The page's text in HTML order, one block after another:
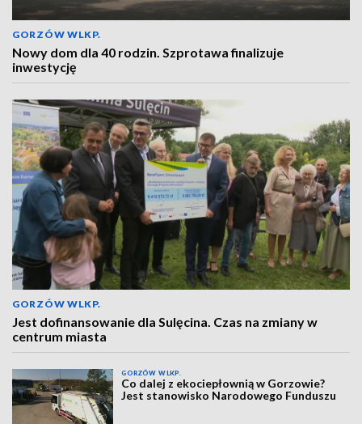
GORZÓW WLKP.
Nowy dom dla 40 rodzin. Szprotawa finalizuje
inwestycję
GORZÓW WLKP.
Jest dofinansowanie dla Sulęcina. Czas na zmiany w
centrum miasta
GORZÓW WLKP.
Co dalej z ekociepłownią w Gorzowie?
Jest stanowisko Narodowego Funduszu